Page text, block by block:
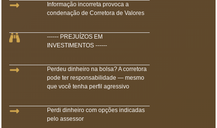
Informação incorreta provoca a
condenação de Corretora de Valores
------ PREJUÍZOS EM
INVESTIMENTOS ------
Perdeu dinheiro na bolsa? A corretora
pode ter responsabilidade — mesmo
que você tenha perfil agressivo
Perdi dinheiro com opções indicadas
pelo assessor